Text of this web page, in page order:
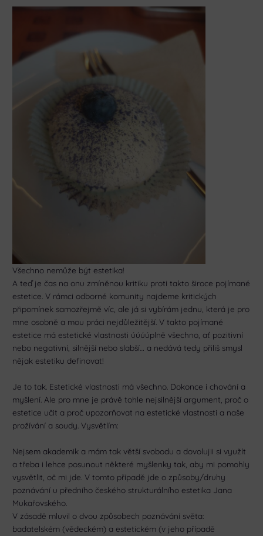
Všechno nemůže být estetika!
A teď je čas na onu zmíněnou kritiku proti takto široce pojímané
estetice. V rámci odborné komunity najdeme kritických
připomínek samozřejmě víc, ale já si vybírám jednu, která je pro
mne osobně a mou práci nejdůležitější. V takto pojímané
estetice má estetické vlastnosti úúúúplně všechno, ať pozitivní
nebo negativní, silnější nebo slabší… a nedává tedy přiliš smysl
nějak estetiku definovat!
Je to tak. Estetické vlastnosti má všechno. Dokonce i chování a
myšlení. Ale pro mne je právě tohle nejsilnější argument, proč o
estetice učit a proč upozorňovat na estetické vlastnosti a naše
prožívání a soudy. Vysvětlím:
Nejsem akademik a mám tak větší svobodu a dovolujii si využít
a třeba i lehce posunout některé myšlenky tak, aby mi pomohly
vysvětlit, oč mi jde. V tomto případě jde o způsoby/druhy
poznávání u předního českého strukturálního estetika Jana
Mukařovského.
V zásadě mluvil o dvou způsobech poznávání světa:
badatelském (vědeckém) a estetickém (v jeho případě